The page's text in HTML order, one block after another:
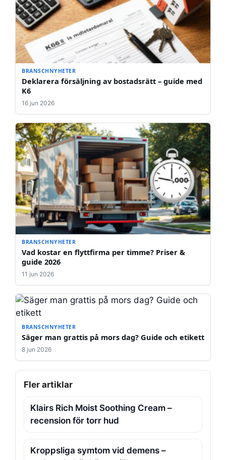
BRANSCHNYHETER
Deklarera försäljning av bostadsrätt – guide med
K6
16 jun 2026
BRANSCHNYHETER
Vad kostar en flyttfirma per timme? Priser &
guide 2026
11 jun 2026
BRANSCHNYHETER
Säger man grattis på mors dag? Guide och etikett
8 jun 2026
Fler artiklar
Klairs Rich Moist Soothing Cream –
recension för torr hud
Kroppsliga symtom vid demens –